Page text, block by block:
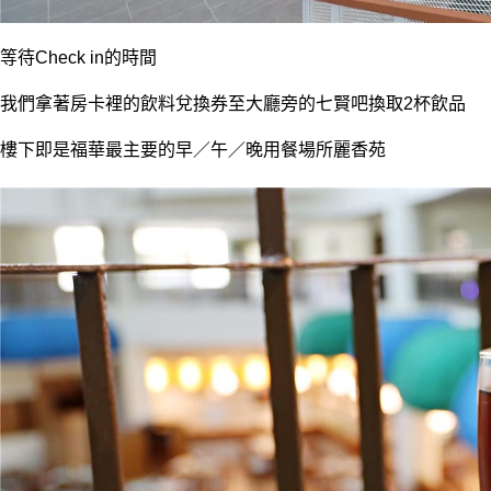
等待Check in的時間
我們拿著房卡裡的飲料兌換券至大廳旁的七賢吧換取2杯飲品
樓下即是福華最主要的早／午／晚用餐場所麗香苑